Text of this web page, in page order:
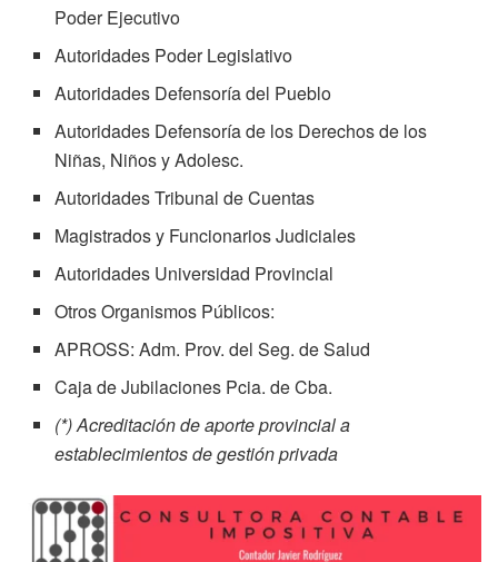
Poder Ejecutivo
Autoridades Poder Legislativo
Autoridades Defensoría del Pueblo
Autoridades Defensoría de los Derechos de los
Niñas, Niños y Adolesc.
Autoridades Tribunal de Cuentas
Magistrados y Funcionarios Judiciales
Autoridades Universidad Provincial
Otros Organismos Públicos:
APROSS: Adm. Prov. del Seg. de Salud
Caja de Jubilaciones Pcia. de Cba.
(*) Acreditación de aporte provincial a
establecimientos de gestión privada